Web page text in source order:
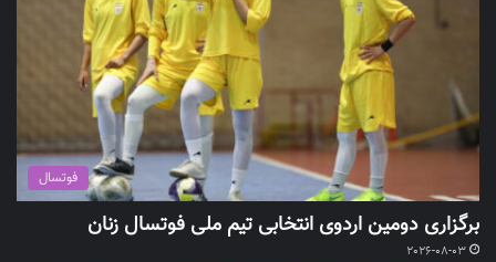
فوتسال
برگزاری دومین اردوی انتخابی تیم ملی فوتسال زنان
2026-08-03